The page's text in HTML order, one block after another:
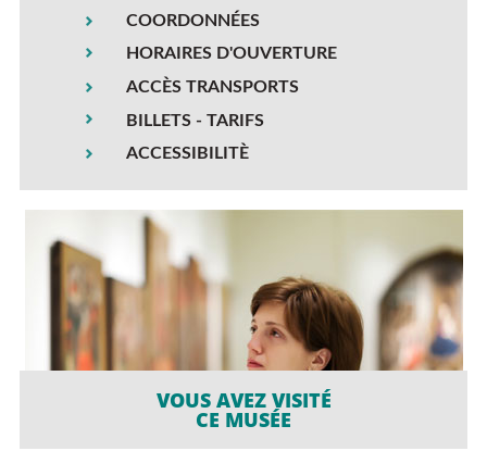
COORDONNÉES
HORAIRES D'OUVERTURE
ACCÈS TRANSPORTS
BILLETS - TARIFS
ACCESSIBILITÈ
VOUS AVEZ VISITÉ
CE MUSÉE